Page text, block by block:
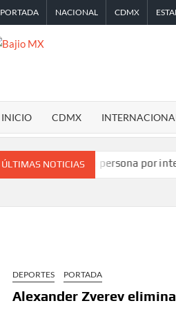
PORTADA NACIONAL CDMX
MX
INICIO CDMX
ÚLTIMAS NOTICIAS
Detienen a persona por intentar
DEPORTES PORTADA
Alexander Zverev